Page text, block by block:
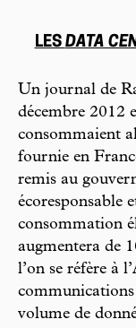
LES DATA
Un journal de
décembre 2012
consommaient
fournie en
remis au
écoresponsable
consommation
augmentera de
l’on se réfère à
communications
volume de